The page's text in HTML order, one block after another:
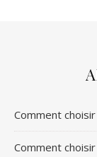
Comment
Comment